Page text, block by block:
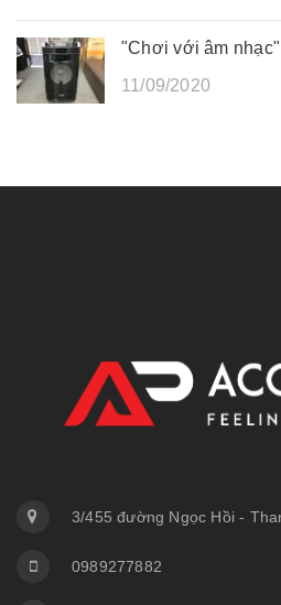
"Chơi với âm
11/09/2020
3/455 đường Ngọc Hồi -
0989277882